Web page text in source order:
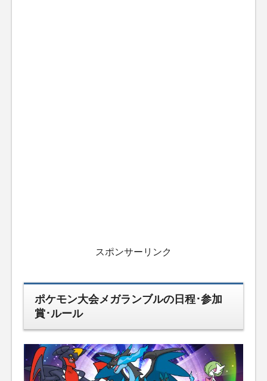
スポンサーリンク
ポケモン大会メガランブルの日程･参加
賞･ルール